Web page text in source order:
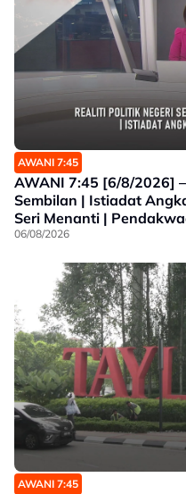
AWANI 7:45
AWANI 7:45 [6/8/2026]
Sembilan | Istiadat
Seri Menanti |
Festival Filem
06/08/2026
AWANI 7:45